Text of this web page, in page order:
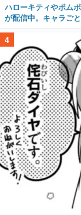
ハローキティやポム
が配信中。キャラご
4